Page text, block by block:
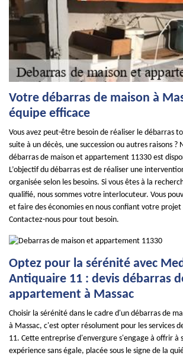
Votre débarras de maison à
équipe efficace
Vous avez peut-être besoin de réaliser le débarras
suite à un décès, une succession ou autres raisons
débarras de maison et appartement 11330 est
L’objectif du débarras est de réaliser une
organisée selon les besoins. Si vous êtes à la
qualifié, nous sommes votre interlocuteur. Vous
et faire des économies en nous confiant votre projet
Contactez-nous pour tout besoin.
Optez pour la sérénité avec
Antiquaire 11 : devis débarras
appartement à Massac
Choisir la sérénité dans le cadre d'un débarras de
à Massac, c'est opter résolument pour les services
11. Cette entreprise d'envergure s'engage à offrir à
expérience sans égale, placée sous le signe de la